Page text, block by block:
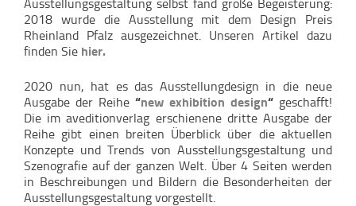
Ausstellungsgestaltung selbst fand große Begeisterung:
2018 wurde die Ausstellung mit dem Design Preis
Rheinland Pfalz ausgezeichnet. Unseren Artikel dazu
finden Sie hier.
2020 nun, hat es das Ausstellungdesign in die neue
Ausgabe der Reihe “new exhibition design“ geschafft!
Die im aveditionverlag erschienene dritte Ausgabe der
Reihe gibt einen breiten Überblick über die aktuellen
Konzepte und Trends von Ausstellungsgestaltung und
Szenografie auf der ganzen Welt. Über 4 Seiten werden
in Beschreibungen und Bildern die Besonderheiten der
Ausstellungsgestaltung vorgestellt.